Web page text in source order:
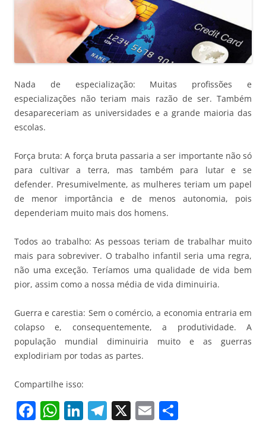
Nada de especialização: Muitas profissões e
especializações não teriam mais razão de ser. Também
desapareceriam as universidades e a grande maioria das
escolas.
Força bruta: A força bruta passaria a ser importante não só
para cultivar a terra, mas também para lutar e se
defender. Presumivelmente, as mulheres teriam um papel
de menor importância e de menos autonomia, pois
dependeriam muito mais dos homens.
Todos ao trabalho: As pessoas teriam de trabalhar muito
mais para sobreviver. O trabalho infantil seria uma regra,
não uma exceção. Teríamos uma qualidade de vida bem
pior, assim como a nossa média de vida diminuiria.
Guerra e carestia: Sem o comércio, a economia entraria em
colapso e, consequentemente, a produtividade. A
população mundial diminuiria muito e as guerras
explodiriam por todas as partes.
Compartilhe isso:
F W Li T X E